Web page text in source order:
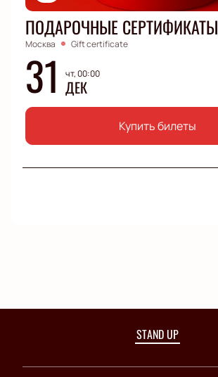
ПОДАРОЧНЫЕ СЕРТИФИКАТЫ
Москва Gift certificate
31 чт, 00:00
ДЕК
Купить билеты
STAND UP